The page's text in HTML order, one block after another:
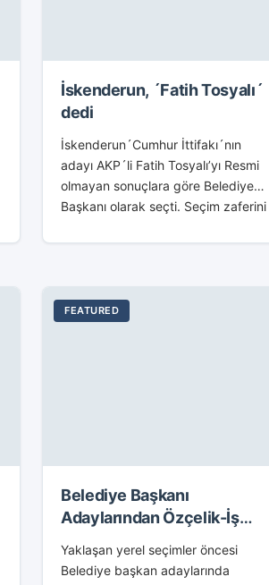
İskenderun, ´Fatih Tosyalı´
dedi
İskenderun´Cumhur İttifakı´nın
adayı AKP´li Fatih Tosyalı’yı Resmi
olmayan sonuçlara göre Belediye
Başkanı olarak seçti. Seçim zaferini
toplanan partililerle birlikte kutlayan
FEATURED
Belediye Başkanı
Adaylarından Özçelik-İş
Yaklaşan yerel seçimler öncesi
Belediye başkan adaylarında